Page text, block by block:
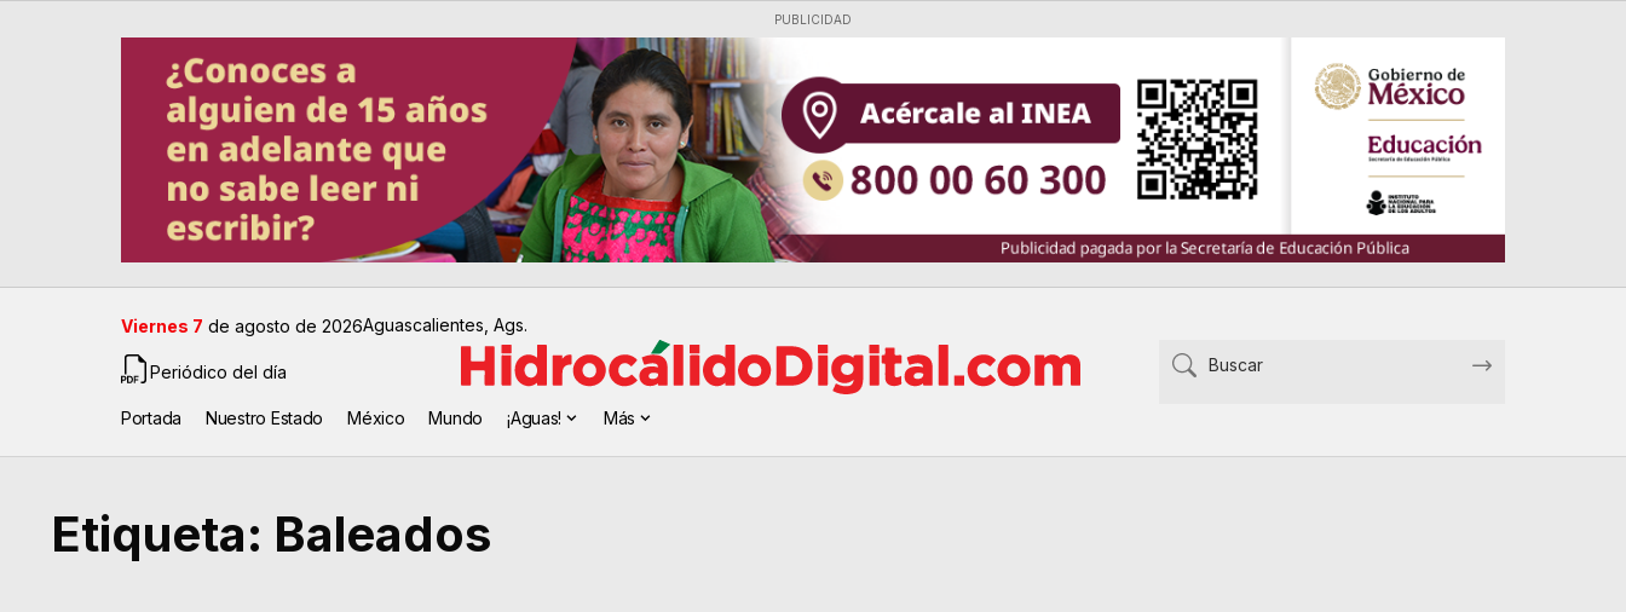
PUBLICIDAD
Viernes 7 de agosto de 2026Aguascalientes, Ags.
Periódico del día
Portada Nuestro Estado México Mundo ¡Aguas! Más
Etiqueta: Baleados